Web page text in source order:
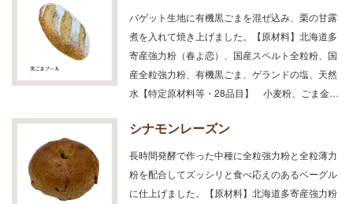
バゲット生地に有機黒ごまを混ぜ込み、栗の甘露
煮を入れて焼き上げました。【原材料】北海道多
寄産強力粉（春よ恋）、国産スペルト全粒粉、国
産全粒強力粉、有機黒ごま、ゲランドの塩、天然
水【特定原材料等・28品目】 小麦粉、ごま金…
シナモンレーズン
長時間発酵で作った中種に全粒強力粉と全粒薄力
粉を配合してズッシリと食べ応えのあるベーグル
に仕上げました。【原材料】北海道多寄産強力粉